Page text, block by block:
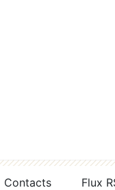
Contacts
Flux